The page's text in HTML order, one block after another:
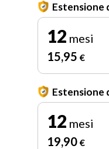
Estensione
12 mesi
15,95 €
Estensione
12 mesi
19,90 €